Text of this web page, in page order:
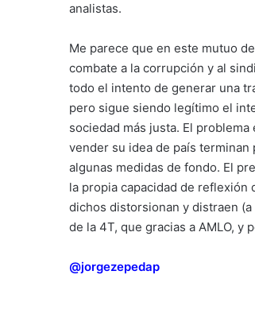
analistas.
Me parece que en este mutuo
combate a la corrupción y al
todo el intento de generar una
pero sigue siendo legítimo el
sociedad más justa. El
vender su idea de país
algunas medidas de fondo. El
la propia capacidad de reflexión
dichos distorsionan y distraen
de la 4T, que gracias a AMLO, y
@jorgezepedap